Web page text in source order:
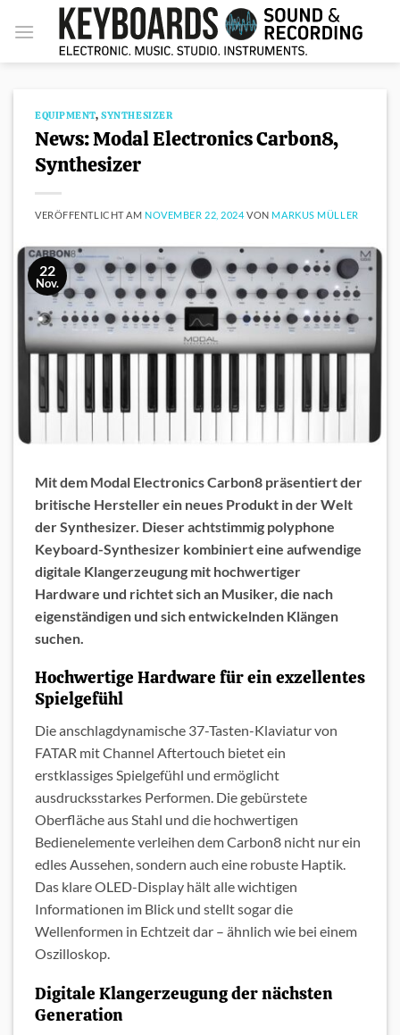
Inhalt
EQUIPMENT,SYNTHESIZER
News: Modal Electronics Carbon8,
Synthesizer
VERÖFFENTLICHT AM NOVEMBER 22, 2024VON MARKUS MÜLLER
22
Nov.
Mit dem Modal Electronics Carbon8 präsentiert der
britische Hersteller ein neues Produkt in der Welt
der Synthesizer. Dieser achtstimmig polyphone
Keyboard-Synthesizer kombiniert eine aufwendige
digitale Klangerzeugung mit hochwertiger
Hardware und richtet sich an Musiker, die nach
eigenständigen und sich entwickelnden Klängen
suchen.
Hochwertige Hardware für ein exzellentes
Spielgefühl
Die anschlagdynamische 37-Tasten-Klaviatur von
FATAR mit Channel Aftertouch bietet ein
erstklassiges Spielgefühl und ermöglicht
ausdrucksstarkes Performen. Die gebürstete
Oberfläche aus Stahl und die hochwertigen
Bedienelemente verleihen dem Carbon8 nicht nur ein
edles Aussehen, sondern auch eine robuste Haptik.
Das klare OLED-Display hält alle wichtigen
Informationen im Blick und stellt sogar die
Wellenformen in Echtzeit dar – ähnlich wie bei einem
Oszilloskop.
Digitale Klangerzeugung der nächsten
Generation